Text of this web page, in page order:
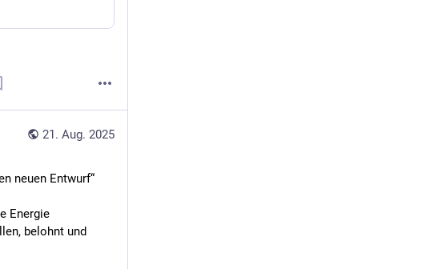
21. Aug. 2025
neuen Entwurf“
Energie
belohnt und